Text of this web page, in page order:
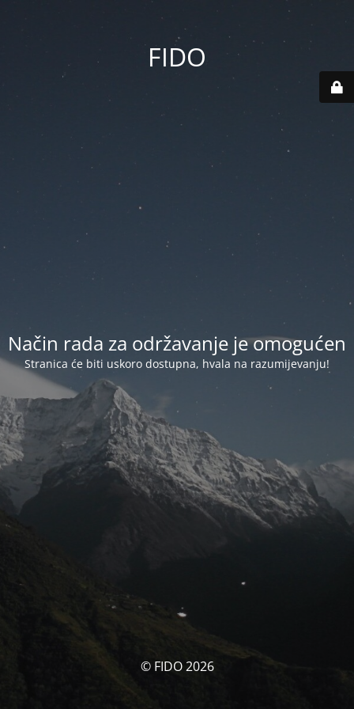
FIDO
Način rada za održavanje je omogućen
Stranica će biti uskoro dostupna, hvala na razumijevanju!
© FIDO 2026